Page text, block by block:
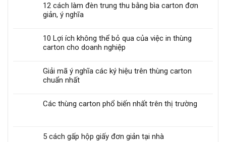
12 cách làm đèn trung thu bằng bìa carton đơn
giản, ý nghĩa
10 Lợi ích không thể bỏ qua của việc in thùng
carton cho doanh nghiệp
Giải mã ý nghĩa các ký hiệu trên thùng carton
chuẩn nhất
Các thùng carton phổ biến nhất trên thị trường
5 cách gấp hộp giấy đơn giản tại nhà